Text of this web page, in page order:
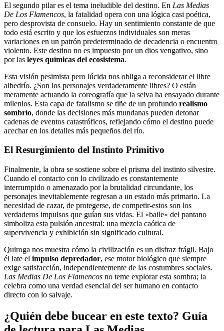
El segundo pilar es el tema ineludible del destino. En Las Medias
De Los Flamencos, la fatalidad opera con una lógica casi poética,
pero desprovista de consuelo. Hay un sentimiento constante de que
todo está escrito y que los esfuerzos individuales son meras
variaciones en un patrón predeterminado de decadencia o encuentro
violento. Este destino no es impuesto por un dios vengativo, sino
por las leyes químicas del ecosistema.
Esta visión pesimista pero lúcida nos obliga a reconsiderar el libre
albedrío. ¿Son los personajes verdaderamente libres? O están
meramente actuando la coreografía que la selva ha ensayado durante
milenios. Esta capa de fatalismo se tiñe de un profundo realismo
sombrío, donde las decisiones más mundanas pueden detonar
cadenas de eventos catastróficos, reflejando cómo el destino puede
acechar en los detalles más pequeños del río.
El Resurgimiento del Instinto Primitivo
Finalmente, la obra se sostiene sobre el prisma del instinto silvestre.
Cuando el contacto con lo civilizado es constantemente
interrumpido o amenazado por la brutalidad circundante, los
personajes inevitablemente regresan a un estado más primario. La
necesidad de cazar, de protegerse, de competir-estos son los
verdaderos impulsos que guían sus vidas. El «baile» del pantano
simboliza esta pulsión ancestral: una mezcla caótica de
supervivencia y exhibición sin significado cultural.
Quiroga nos muestra cómo la civilización es un disfraz frágil. Bajo
él late el impulso depredador, ese motor biológico que siempre
exige satisfacción, independientemente de las costumbres sociales.
Las Medias De Los Flamencos no teme explorar esta sombra; la
celebra como una verdad esencial del ser humano en contacto
directo con lo salvaje.
¿Quién debe bucear en este texto? Guía